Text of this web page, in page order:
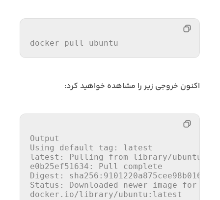
docker pull ubuntu
اکنون خروجی زیر را مشاهده خواهید کرد:
Using
default
latest:
Pulling from
e0b25ef51634:
Digest:
sha256: 9101220
Status:
Downloaded newer image for
docker.io/library/ubuntu:latest